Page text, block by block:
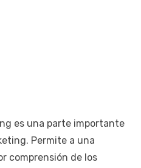
es una parte importante
Permite a una
comprensión de los